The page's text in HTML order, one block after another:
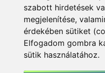
szabott hirdetések
megjelenítése,
érdekében sütiket
Elfogadom gombra
sütik használatához.